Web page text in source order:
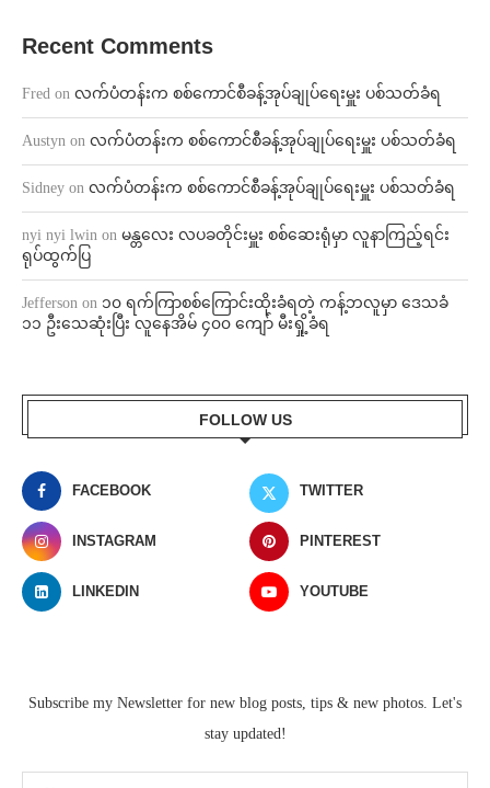
Recent Comments
Fred on လက်ပံတန်းက စစ်ကောင်စီခန့်အုပ်ချုပ်ရေးမှူး ပစ်သတ်ခံရ
Austyn on လက်ပံတန်းက စစ်ကောင်စီခန့်အုပ်ချုပ်ရေးမှူး ပစ်သတ်ခံရ
Sidney on လက်ပံတန်းက စစ်ကောင်စီခန့်အုပ်ချုပ်ရေးမှူး ပစ်သတ်ခံရ
nyi nyi lwin on မန္တလေး လပခတိုင်းမှူး စစ်ဆေးရုံမှာ လူနာကြည့်ရင်း
ရုပ်ထွက်ပြ
Jefferson on ၁၀ ရက်ကြာစစ်ကြောင်းထိုးခံရတဲ့ ကန့်ဘလူမှာ ဒေသခံ
၁၁ ဦးသေဆုံးပြီး လူနေအိမ် ၄၀၀ ကျော် မီးရှို့ခံရ
FOLLOW US
FACEBOOK TWITTER
INSTAGRAM PINTEREST
LINKEDIN YOUTUBE
Subscribe my Newsletter for new blog posts, tips & new photos. Let's
stay updated!